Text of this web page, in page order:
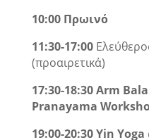
10:00 Πρωινό
11:30-17:00
(προαιρετικά)
17:30-18:30Arm
Pranayama
19:00-20:30Yin Yoga